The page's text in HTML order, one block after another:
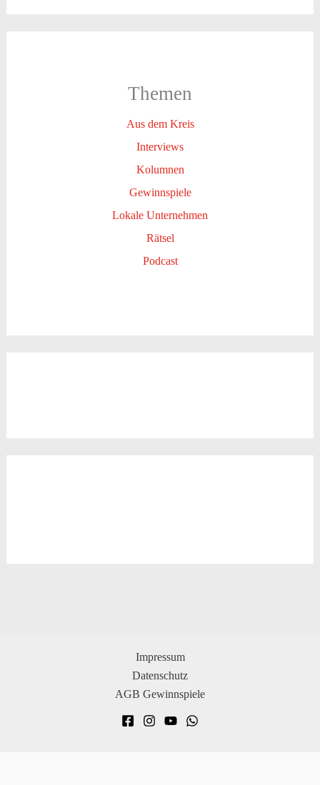
Themen
Aus dem Kreis
Interviews
Kolumnen
Gewinnspiele
Lokale Unternehmen
Rätsel
Podcast
Impressum
Datenschutz
AGB Gewinnspiele